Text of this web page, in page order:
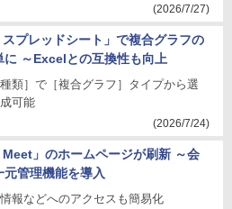
(2026/7/27)
スプレッドシート」で複合グラフの
に ～Excelとの互換性も向上
種類］で［複合グラフ］タイプから選
可能
(2026/7/24)
Meet」のホームページが刷新 ～会
元管理機能を導入
報などへのアクセスも簡易化